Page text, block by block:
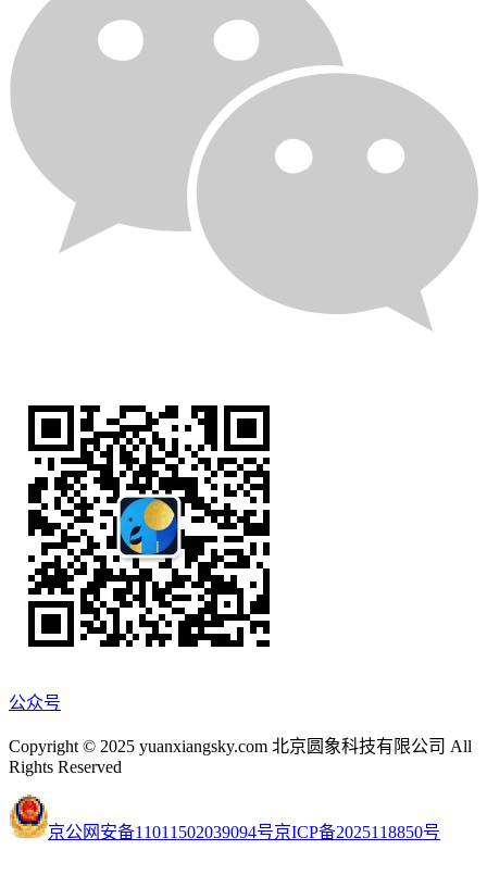
公众号
Copyright © 2025 yuanxiangsky.com 北京圆象科技有限公司 All
Rights Reserved
京公网安备11011502039094号京ICP备2025118850号